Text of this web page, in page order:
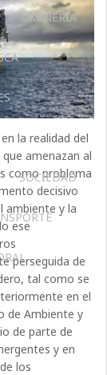
MINERIA
SOCIEDAD
la realidad del
amenazan al
como problema
decisivo
ambiente y la
ese
perseguida de
tal como se
en el
de Ambiente y
de parte de
y en
los